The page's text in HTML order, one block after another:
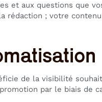
et aux questions que
rédaction ; votre
de la visibilité
par le biais de